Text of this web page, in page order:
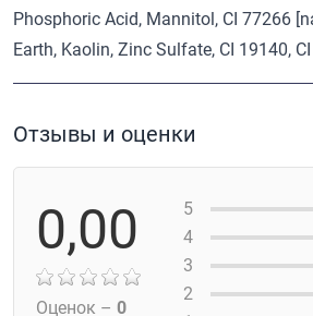
Phosphoric Acid, Mannitol, CI 77266
Earth, Kaolin, Zinc Sulfate, CI 19140,
Отзывы и оценки
0,00
Оценок – 0
5
4
3
2